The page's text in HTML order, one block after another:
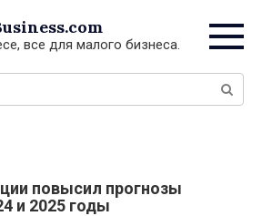
все для малого бизнеса.
повысил прогнозы
и 2025 годы